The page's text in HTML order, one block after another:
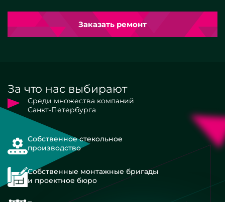
Заказать ремонт
За что нас выбирают
Среди множества компаний
Санкт-Петербурга
Собственное стекольное
производство
Собственные монтажные бригады
и проектное бюро